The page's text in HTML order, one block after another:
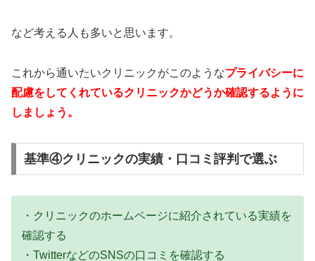
など考える人も多いと思います。
これから通いたいクリニックがこのようなプライバシーに
配慮をしてくれているクリニックかどうか確認するように
しましょう。
基準④クリニックの実績・口コミ評判で選ぶ
・クリニックのホームページに紹介されている実績を
確認する
・TwitterなどのSNSの口コミを確認する